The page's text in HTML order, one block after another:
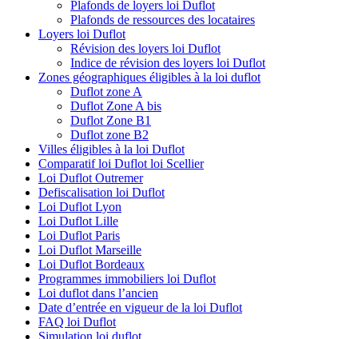
Plafonds de loyers loi Duflot
Plafonds de ressources des locataires
Loyers loi Duflot
Révision des loyers loi Duflot
Indice de révision des loyers loi Duflot
Zones géographiques éligibles à la loi duflot
Duflot zone A
Duflot Zone A bis
Duflot Zone B1
Duflot zone B2
Villes éligibles à la loi Duflot
Comparatif loi Duflot loi Scellier
Loi Duflot Outremer
Defiscalisation loi Duflot
Loi Duflot Lyon
Loi Duflot Lille
Loi Duflot Paris
Loi Duflot Marseille
Loi Duflot Bordeaux
Programmes immobiliers loi Duflot
Loi duflot dans l’ancien
Date d’entrée en vigueur de la loi Duflot
FAQ loi Duflot
Simulation loi duflot